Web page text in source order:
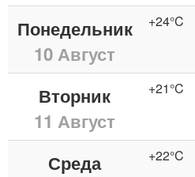
Понедельник
10 Август
+24°C
Вторник
11 Август
+21°C
Среда
+22°C